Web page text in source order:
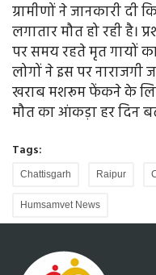
ग्रामीणों ने जानकारी दी
लगातार मौत हो रही है।
पर समय रहते मृत गायों
लोगों ने इस पर नाराजगी
खराब मशरूम फेंकने के
मौत का आंकड़ा हर दिन
Tags:
Chattisgarh Raipur
Humsamvet News